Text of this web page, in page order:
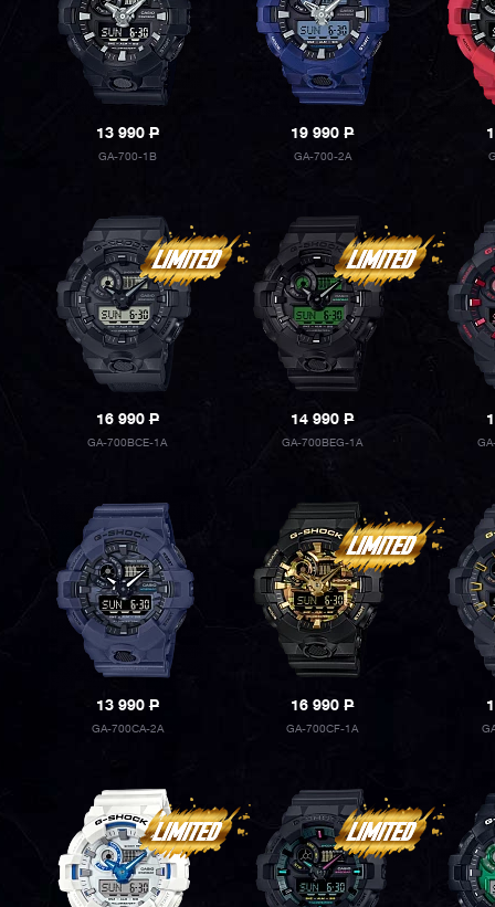
13 990P
GA-700-1B
19 990P
GA-700-2A
16 990P
GA-700BCE-1A
14 990P
GA-700BEG-1A
13 990P
GA-700CA-2A
16 990P
GA-700CF-1A